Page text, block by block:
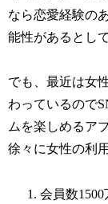
なら恋愛経験の
能性があるとし
でも、最近は女
わっているので
ムを楽しめるア
徐々に女性の利
会員数